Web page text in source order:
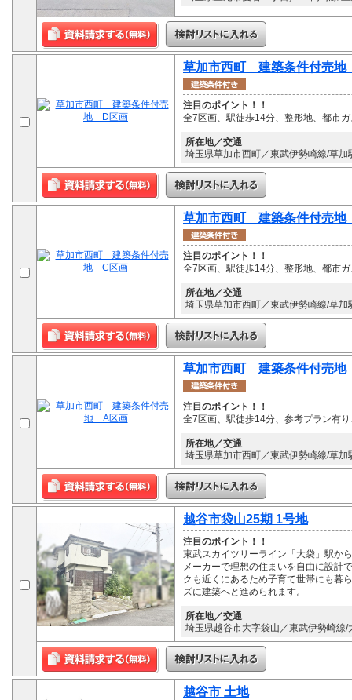
草加市西町 建築条件付売
注目のポイント！！
全7区画、駅徒歩14分、整形地、都市
所在地／交通
埼玉県草加市西町／東武伊勢崎線/草加
草加市西町 建築条件付売
注目のポイント！！
全7区画、駅徒歩14分、整形地、都市
所在地／交通
埼玉県草加市西町／東武伊勢崎線/草加
草加市西町 建築条件付売
注目のポイント！！
全7区画、駅徒歩14分、参考プラン有
所在地／交通
埼玉県草加市西町／東武伊勢崎線/草加
越谷市袋山25期 1号地
注目のポイント！！
東武スカイツリーライン「大袋」駅か
メーカーで理想の住まいを自由に設計
クも近くにあるため子育て世帯にも暮
ズに建築へと進められます。
所在地／交通
埼玉県越谷市大字袋山／東武伊勢崎線/
越谷市 土地